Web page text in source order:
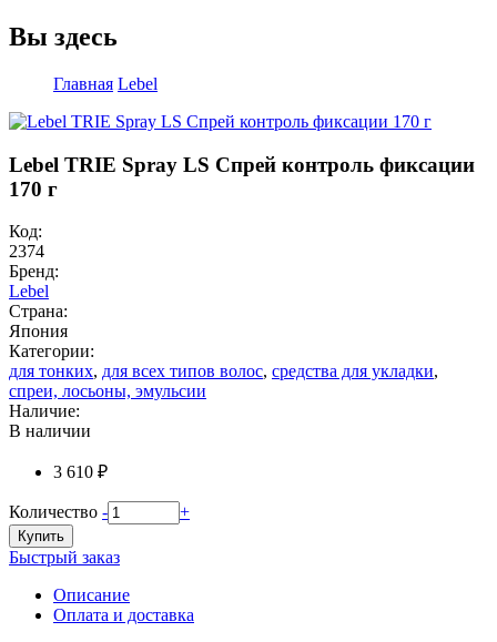
Вы здесь
Главная Lebel
Lebel TRIE Spray LS Спрей контроль фиксации
170 г
Код:
2374
Бренд:
Lebel
Страна:
Япония
Категории:
для тонких, для всех типов волос, средства для укладки,
спреи, лосьоны, эмульсии
Наличие:
В наличии
3 610 ₽
Количество - +
Купить
Быстрый заказ
Описание
Оплата и доставка